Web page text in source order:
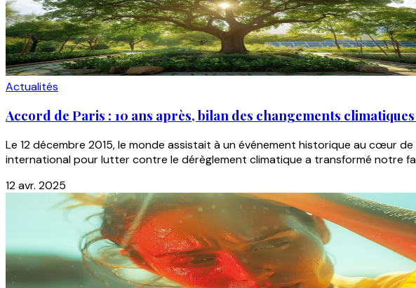
Actualités
Accord de Paris : 10 ans après, bilan des changements
Le 12 décembre 2015, le monde assistait à un événement historique au cœur
international pour lutter contre le dérèglement climatique a transformé notre
12 avr. 2025